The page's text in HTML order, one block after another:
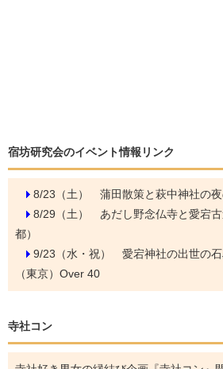
宿坊研究会のイベント情報リンク
8/23（土） 蒲田散策と萩中神社の
8/29（土） あだし野念仏寺と愛宕
都）
9/23（水・祝） 愛宕神社の出世の
（東京）Over 40
寺社コン